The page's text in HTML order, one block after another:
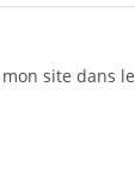
site dans